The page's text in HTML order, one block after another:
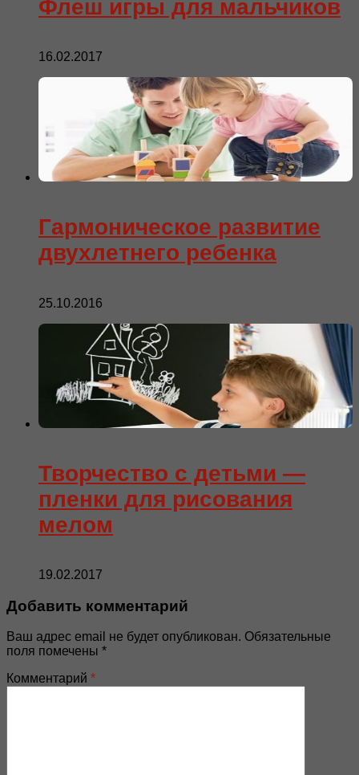
Флеш игры для мальчиков
16.02.2017
Гармоническое развитие
двухлетнего ребенка
25.10.2016
Творчество с детьми —
пленки для рисования
мелом
19.02.2017
Добавить комментарий
Ваш адрес email не будет опубликован. Обязательные
поля помечены *
Комментарий *